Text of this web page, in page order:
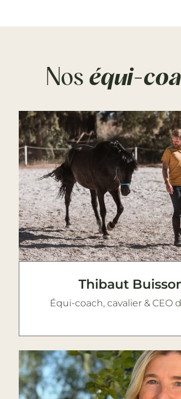
Nos équi-
Thibaut
Équi-coach, cavalier & CEO